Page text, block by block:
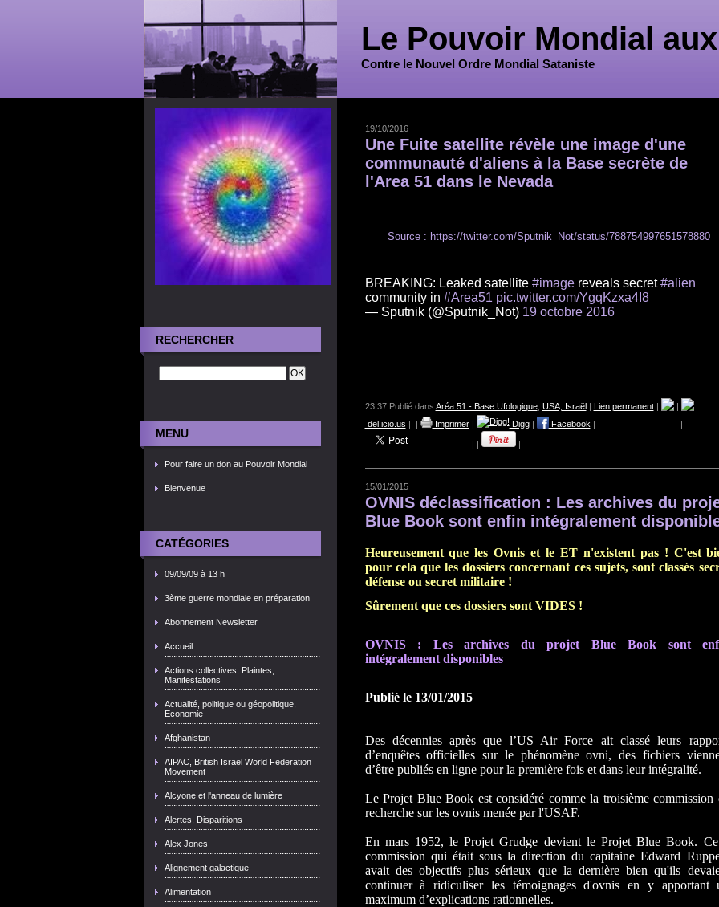
Le Pouvoir Mondial
Contre le Nouvel Ordre Mondial Sataniste
RECHERCHER
MENU
Pour faire un don au Pouvoir Mondial
Bienvenue
CATÉGORIES
09/09/09 à 13 h
3ème guerre mondiale en préparation
Abonnement Newsletter
Accueil
Actions collectives, Plaintes,
Manifestations
Actualité, politique ou géopolitique,
Economie
Afghanistan
AIPAC, British Israel World Federation
Movement
Alcyone et l'anneau de lumière
Alertes, Disparitions
Alex Jones
Alignement galactique
Alimentation
19/10/2016
Une Fuite satellite révèle une image d'une
communauté d'aliens à la Base secrète de
l'Area 51 dans le Nevada
Source : https://twitter.com/Sputnik_Not/status/788754997651578880
BREAKING: Leaked satellite #imagereveals secret#alien
community in #Area51 pic.twitter.com/YgqKzxa4I8
— Sputnik (@Sputnik_Not) 19 octobre 2016
23:37 Publié dans Aréa 51 - Base Ufologique, USA, Israël| Lien permanent|
|
del.icio.us | | Imprimer| Digg| Facebook | |
| | |
15/01/2015
OVNIS déclassification : Les archives du
Blue Book sont enfin intégralement
Heureusement que les Ovnis et le ET n'existent pas ! C'est
pour cela que les dossiers concernant ces sujets, sont classés
défense ou secret militaire !
Sûrement que ces dossiers sont VIDES !
OVNIS : Les archives du projet Blue Book sont
intégralement disponibles
Publié le 13/01/2015
Des décennies après que l’US Air Force ait classé leurs
d’enquêtes officielles sur le phénomène ovni, des fichiers
d’être publiés en ligne pour la première fois et dans leur intégralité.
Le Projet Blue Book est considéré comme la troisième commission
recherche sur les ovnis menée par l'USAF.
En mars 1952, le Projet Grudge devient le Projet Blue Book.
commission qui était sous la direction du capitaine Edward
avait des objectifs plus sérieux que la dernière bien qu'ils
continuer à ridiculiser les témoignages d'ovnis en y apportant
maximum d’explications rationnelles.